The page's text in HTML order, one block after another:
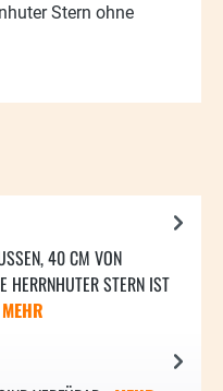
Stern ohne
40 CM VON H
STERN IST E
MEHR